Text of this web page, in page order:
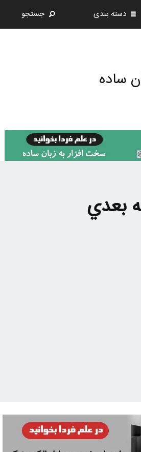
دسته بندی جستجو
ساده
بعدي